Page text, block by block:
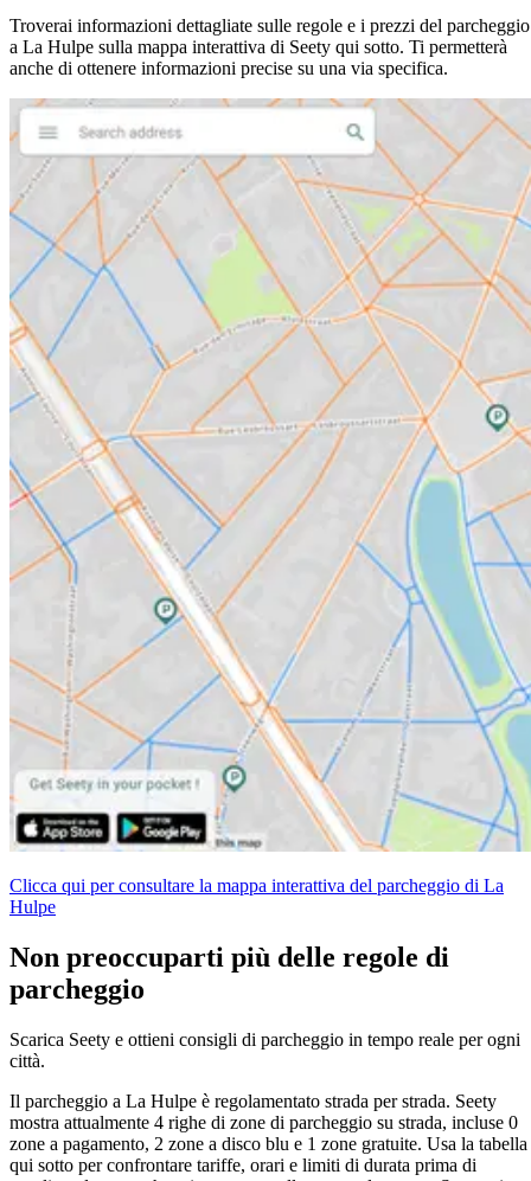
Troverai informazioni dettagliate sulle regole e i prezzi del parcheggio
a La Hulpe sulla mappa interattiva di Seety qui sotto. Ti permetterà
anche di ottenere informazioni precise su una via specifica.
Clicca qui per consultare la mappa interattiva del parcheggio di La
Hulpe
Non preoccuparti più delle regole di
parcheggio
Scarica Seety e ottieni consigli di parcheggio in tempo reale per ogni
città.
Il parcheggio a La Hulpe è regolamentato strada per strada. Seety
mostra attualmente 4 righe di zone di parcheggio su strada, incluse 0
zone a pagamento, 2 zone a disco blu e 1 zone gratuite. Usa la tabella
qui sotto per confrontare tariffe, orari e limiti di durata prima di